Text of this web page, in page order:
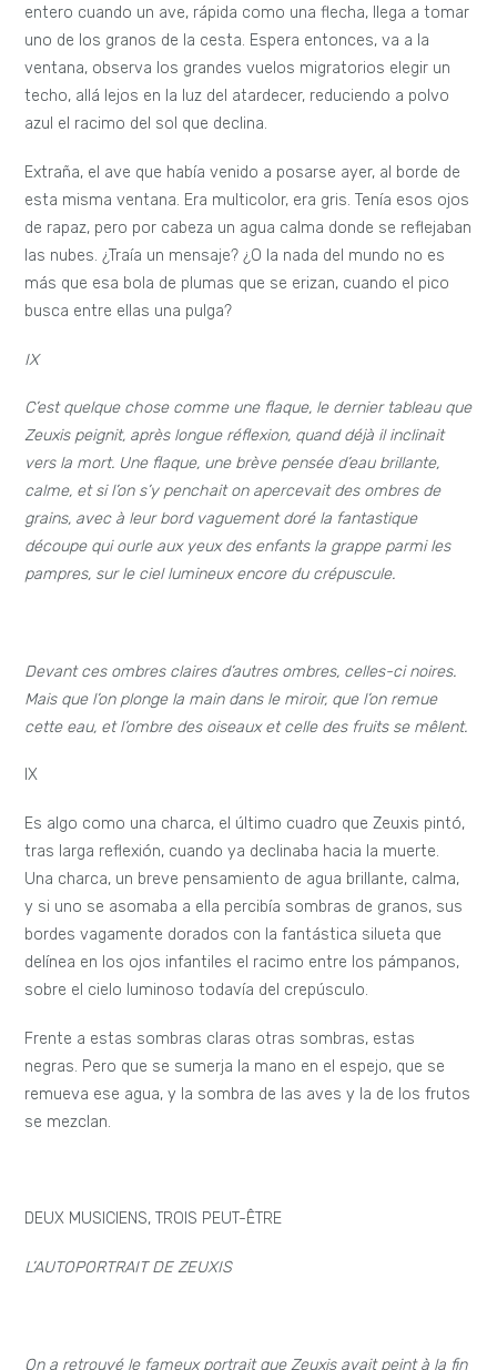
entero cuando un ave, rápida como una flecha, llega a tomar
uno de los granos de la cesta. Espera entonces, va a la
ventana, observa los grandes vuelos migratorios elegir un
techo, allá lejos en la luz del atardecer, reduciendo a polvo
azul el racimo del sol que declina.
Extraña, el ave que había venido a posarse ayer, al borde de
esta misma ventana. Era multicolor, era gris. Tenía esos ojos
de rapaz, pero por cabeza un agua calma donde se reflejaban
las nubes. ¿Traía un mensaje? ¿O la nada del mundo no es
más que esa bola de plumas que se erizan, cuando el pico
busca entre ellas una pulga?
IX
C’est quelque chose comme une flaque, le dernier tableau que
Zeuxis peignit, après longue réflexion, quand déjà il inclinait
vers la mort. Une flaque, une brève pensée d’eau brillante,
calme, et si l’on s’y penchait on apercevait des ombres de
grains, avec à leur bord vaguement doré la fantastique
découpe qui ourle aux yeux des enfants la grappe parmi les
pampres, sur le ciel lumineux encore du crépuscule.
Devant ces ombres claires d’autres ombres, celles-ci noires.
Mais que l’on plonge la main dans le miroir, que l’on remue
cette eau, et l’ombre des oiseaux et celle des fruits se mêlent.
IX
Es algo como una charca, el último cuadro que Zeuxis pintó,
tras larga reflexión, cuando ya declinaba hacia la muerte.
Una charca, un breve pensamiento de agua brillante, calma,
y si uno se asomaba a ella percibía sombras de granos, sus
bordes vagamente dorados con la fantástica silueta que
delínea en los ojos infantiles el racimo entre los pámpanos,
sobre el cielo luminoso todavía del crepúsculo.
Frente a estas sombras claras otras sombras, estas
negras. Pero que se sumerja la mano en el espejo, que se
remueva ese agua, y la sombra de las aves y la de los frutos
se mezclan.
DEUX MUSICIENS, TROIS PEUT-ÊTRE
L’AUTOPORTRAIT DE ZEUXIS
On a retrouvé le fameux portrait que Zeuxis avait peint à la fin